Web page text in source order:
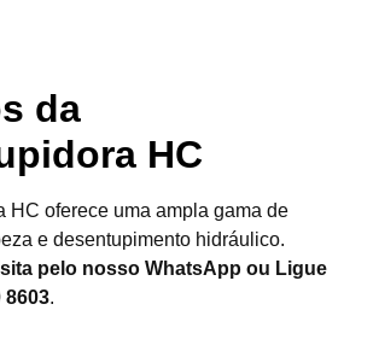
da
HC
HC oferece uma ampla gama de
e desentupimento hidráulico.
pelo nosso WhatsApp ou Ligue
8603.